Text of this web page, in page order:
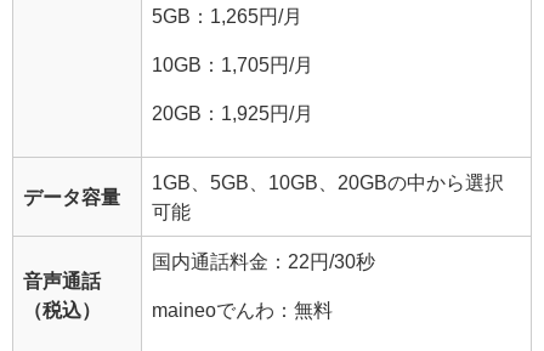
5GB：1,265円/月
10GB：1,705円/月
20GB：1,925円/月
データ容量
1GB、5GB、10GB、20GBの中から選択
可能
音声通話
（税込）
国内通話料金：22円/30秒
maineoでんわ：無料